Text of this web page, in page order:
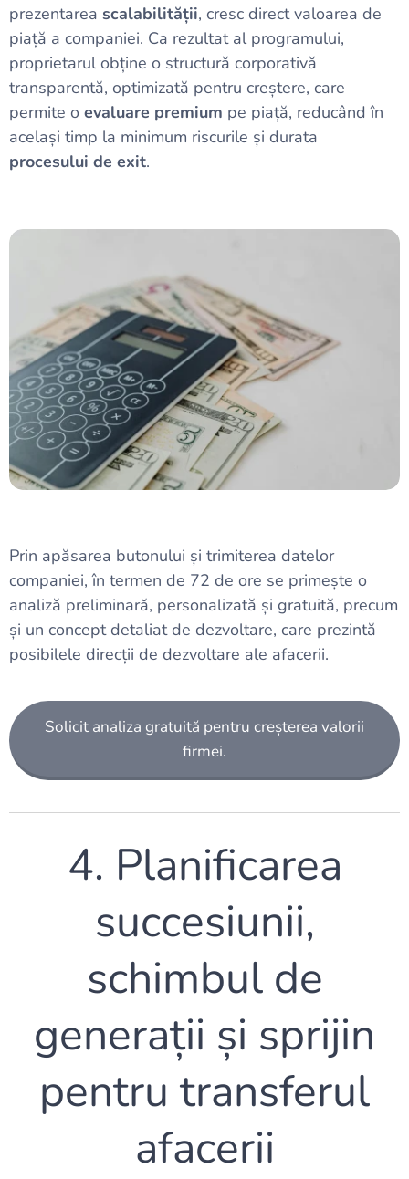
prezentarea scalabilității, cresc direct valoarea de
piață a companiei. Ca rezultat al programului,
proprietarul obține o structură corporativă
transparentă, optimizată pentru creștere, care
permite o evaluare premium pe piață, reducând în
același timp la minimum riscurile și durata
procesului de exit.
Prin apăsarea butonului și trimiterea datelor
companiei, în termen de 72 de ore se primește o
analiză preliminară, personalizată și gratuită, precum
și un concept detaliat de dezvoltare, care prezintă
posibilele direcții de dezvoltare ale afacerii.
Solicit analiza gratuită pentru creșterea valorii
firmei.
4. Planificarea
succesiunii,
schimbul de
generații și sprijin
pentru transferul
afacerii